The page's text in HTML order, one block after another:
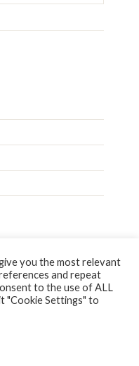
Impressum
in-München-
you the most relevant
and repeat
to the use of ALL
"Cookie Settings" to